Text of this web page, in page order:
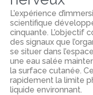
L’expérience
scientifique
cinquante. L’objectif
des signaux que
se situer dans
une eau salée
la surface cutanée.
rapidement la limite
liquide environnant.